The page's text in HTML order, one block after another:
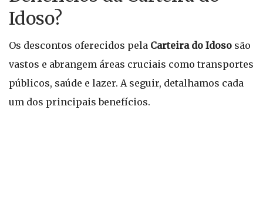
Idoso?
Os descontos oferecidos pela Carteira do Idoso são
vastos e abrangem áreas cruciais como transportes
públicos, saúde e lazer. A seguir, detalhamos cada
um dos principais benefícios.